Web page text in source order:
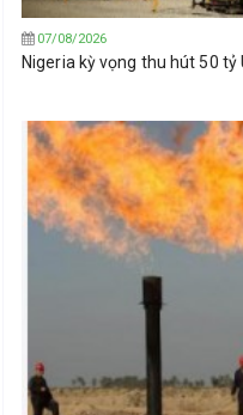
07/08/2026
Nigeria kỳ vọng thu hút 50